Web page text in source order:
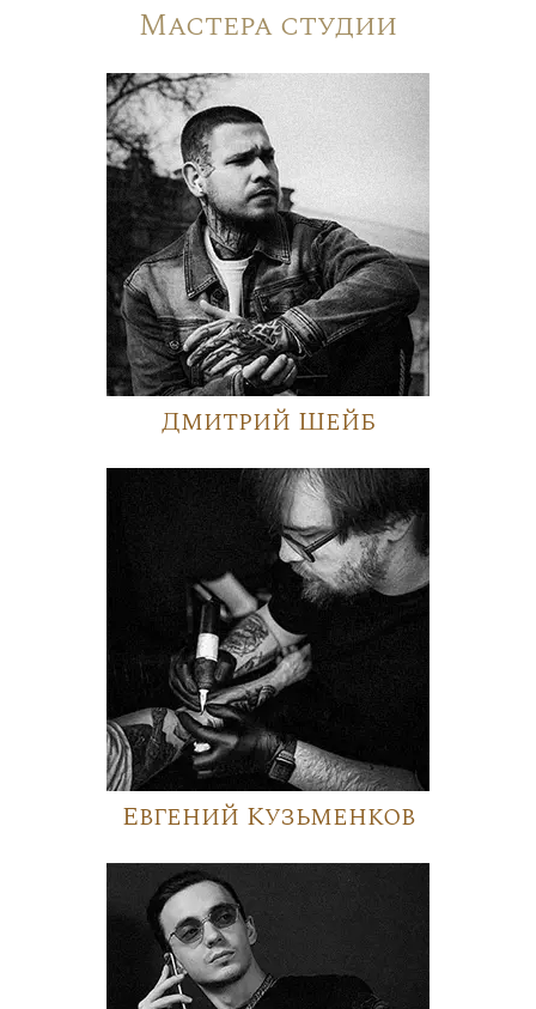
Мастера студии
Дмитрий Шейб
Евгений Кузьменков